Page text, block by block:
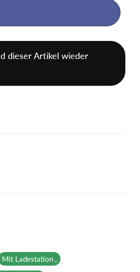
dieser Artikel wieder
Mit Ladestation ,